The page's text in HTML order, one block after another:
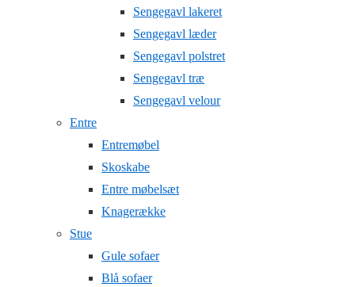
Sengegavl lakeret
Sengegavl læder
Sengegavl polstret
Sengegavl træ
Sengegavl velour
Entre
Entremøbel
Skoskabe
Entre møbelsæt
Knagerække
Stue
Gule sofaer
Blå sofaer